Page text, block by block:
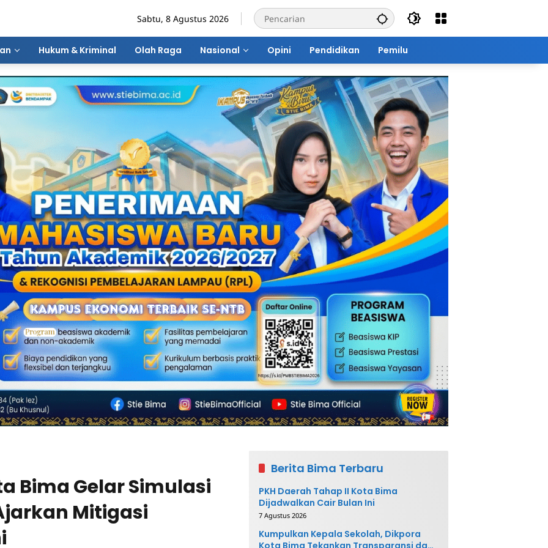
Sabtu, 8 Agustus 2026
Hukum & Kriminal Olah Raga Nasional Opini Pendidikan Pemilu
Bima Gelar Simulasi
Mitigasi
Berita Bima Terbaru
PKH Daerah Tahap II Kota Bima
Dijadwalkan Cair Bulan Ini
7 Agustus 2026
Kumpulkan Kepala Sekolah, Dikpora
Kota Bima Tekankan Transparansi dan